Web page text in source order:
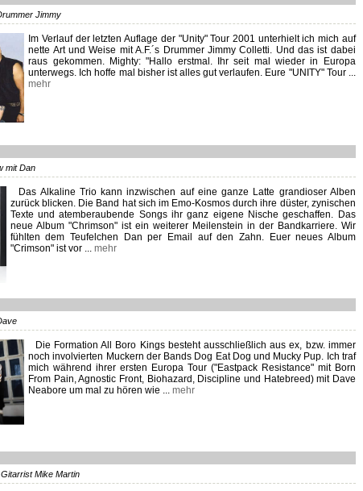
Jimmy
Im Verlauf der letzten Auflage der "Unity" Tour 2001 unterhielt ich mich auf
nette Art und Weise mit A.F.´s Drummer Jimmy Colletti. Und das ist dabei
raus gekommen. Mighty: "Hallo erstmal. Ihr seit mal wieder in Europa
unterwegs. Ich hoffe mal bisher ist alles gut verlaufen. Eure "UNITY" Tour ...
mehr
mit Dan
Das Alkaline Trio kann inzwischen auf eine ganze Latte grandioser Alben
zurück blicken. Die Band hat sich im Emo-Kosmos durch ihre düster, zynischen
Texte und atemberaubende Songs ihr ganz eigene Nische geschaffen. Das
neue Album "Chrimson" ist ein weiterer Meilenstein in der Bandkarriere. Wir
fühlten dem Teufelchen Dan per Email auf den Zahn. Euer neues Album
"Crimson" ist vor ...
mehr
Die Formation All Boro Kings besteht ausschließlich aus ex, bzw. immer
noch involvierten Muckern der Bands Dog Eat Dog und Mucky Pup. Ich traf
mich während ihrer ersten Europa Tour ("Eastpack Resistance" mit Born
From Pain, Agnostic Front, Biohazard, Discipline und Hatebreed) mit Dave
Neabore um mal zu hören wie ...
mehr
Mike Martin